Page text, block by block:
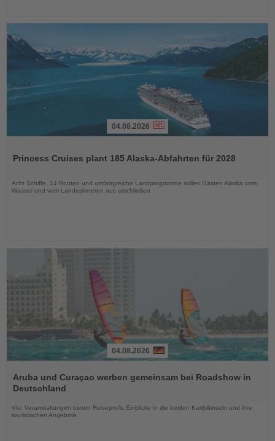
die
04.08.2026
Princess Cruises plant 185 Alaska-Abfahrten für 2028
Acht Schiffe, 14 Routen und umfangreiche Landprogramme sollen Gästen Alaska vom
Wasser und vom Landesinneren aus erschließen
Sie
die
04.08.2026
Aruba und Curaçao werben gemeinsam bei Roadshow in
Deutschland
Vier Veranstaltungen bieten Reiseprofis Einblicke in die beiden Karibikinseln und ihre
touristischen Angebote